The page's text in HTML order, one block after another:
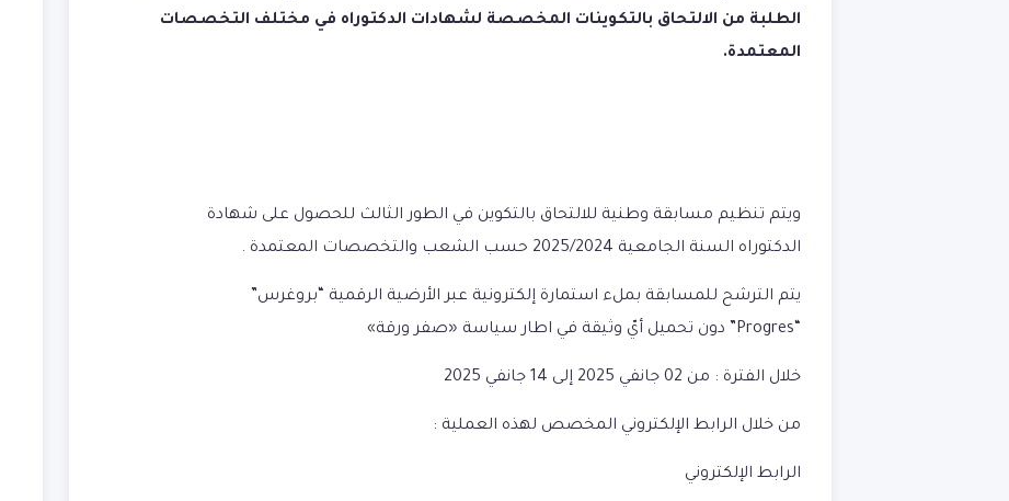
الطلبة من الالتحاق بالتكوينات المخصصة لشهادات الدكتوراه في مختلف التخصصات
المعتمدة.
ويتم تنظيم مسابقة وطنية للالتحاق بالتكوين في الطور الثالث للحصول على شهادة
الدكتوراه السنة الجامعية 2025/2024 حسب الشعب والتخصصات المعتمدة
.
يتم الترشح للمسابقة بملء استمارة إلكترونية عبر الأرضية الرقمية “بروغرس”
دون تحميل أيّ وثيقة في اطار سياسة «صفر ورقة»
خلال الفترة : من 02 جانفي 2025 إلى 14 جانفي 2025
من خلال الرابط الإلكتروني المخصص لهذه العملية :
الرابط الإلكتروني